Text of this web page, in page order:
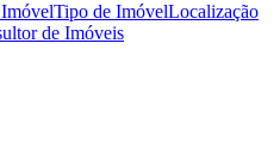
Tipo de ImóvelLocalização
de Imóveis